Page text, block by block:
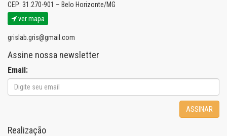
CEP: 31.270-901 – Belo Horizonte/MG
ver mapa
grislab.gris@gmail.com
Assine nossa newsletter
Email:
ASSINAR
Realização